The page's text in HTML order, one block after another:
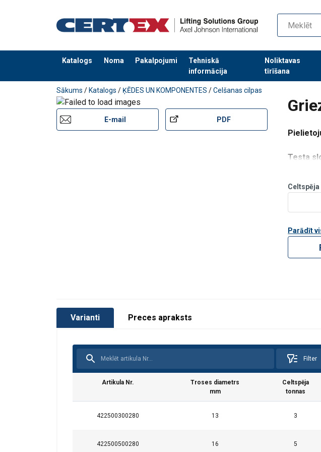
Katalogs Noma Pakalpojumi
Tehniskā
informācija
Noliktavas
tīrīšana
Pievienots jūsu pasūtījumam
Sākums / Katalogs / ĶĒDES UN KOMPONENTES /Celšanas cilpas
E-mail PDF
Testa
Celtspēja
Parādīt
Varianti Preces apraksts
Filter
Artikula Nr.
Troses diametrs
mm
Celtspēja
tonnas
422500300280 13 3
422500500280 16 5